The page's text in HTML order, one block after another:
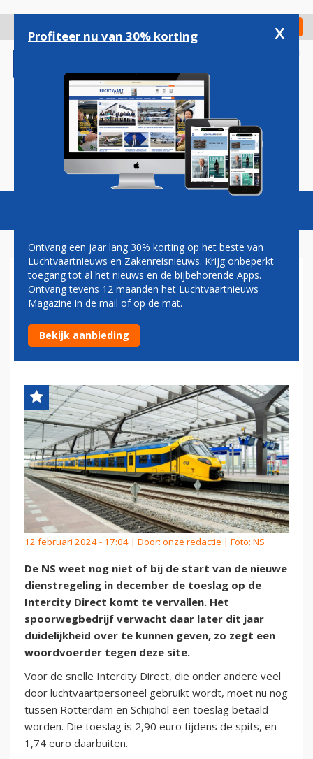
gaan
Check in
Magazine Podcasts Vacatures
NS BESLUIT LATER DIT JAAR
OF IC DIRECT-TOESLAG
TUSSEN SCHIPHOL EN
ROTTERDAM VERVALT
12 februari 2024 - 17:04 | Door: onze redactie | Foto: NS
De NS weet nog niet of bij de start van de nieuwe
dienstregeling in december de toeslag op de
Intercity Direct komt te vervallen. Het
spoorwegbedrijf verwacht daar later dit jaar
duidelijkheid over te kunnen geven, zo zegt een
woordvoerder tegen deze site.
Voor de snelle Intercity Direct, die onder andere veel
door luchtvaartpersoneel gebruikt wordt, moet nu nog
tussen Rotterdam en Schiphol een toeslag betaald
worden. Die toeslag is 2,90 euro tijdens de spits, en
1,74 euro daarbuiten.
Profiteer nu van 30% korting x
Ontvang een jaar lang 30% korting op het beste van
Luchtvaartnieuws en Zakenreisnieuws. Krijg onbeperkt
toegang tot al het nieuws en de bijbehorende Apps.
Ontvang tevens 12 maanden het Luchtvaartnieuws
Magazine in de mail of op de mat.
Bekijk aanbieding